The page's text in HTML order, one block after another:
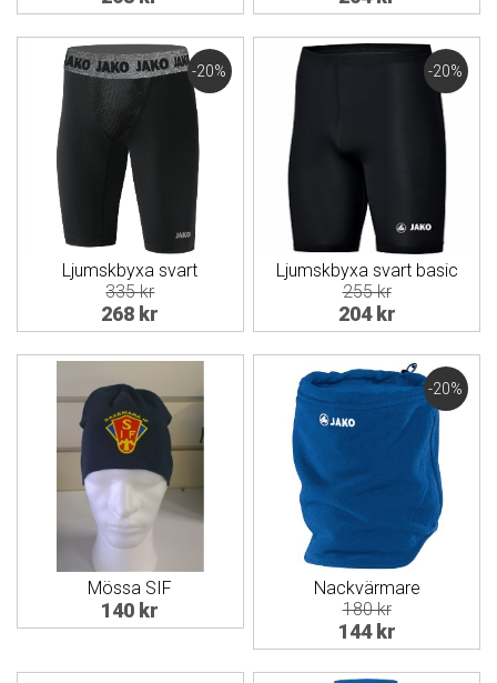
-20%
Ljumskbyxa svart
335 kr
268 kr
-20%
Ljumskbyxa svart basic
255 kr
204 kr
Mössa SIF
140 kr
-20%
Nackvärmare
180 kr
144 kr